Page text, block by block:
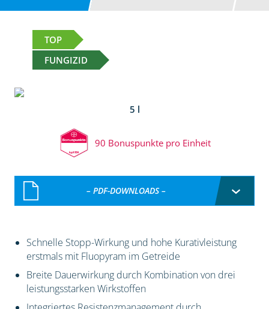
TOP
FUNGIZID
5 l
90 Bonuspunkte pro Einheit
– PDF-DOWNLOADS –
Schnelle Stopp-Wirkung und hohe Kurativleistung
erstmals mit Fluopyram im Getreide
Breite Dauerwirkung durch Kombination von drei
leistungsstarken Wirkstoffen